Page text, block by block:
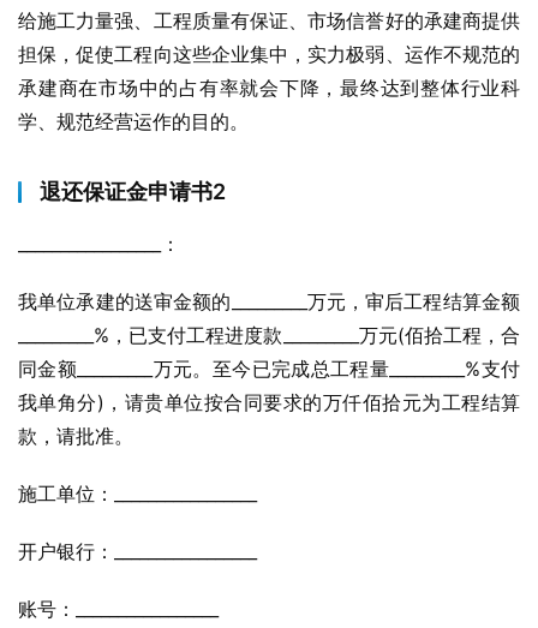
给施工力量强、工程质量有保证、市场信誉好的承建商提供
担保，促使工程向这些企业集中，实力极弱、运作不规范的
承建商在市场中的占有率就会下降，最终达到整体行业科
学、规范经营运作的目的。
退还保证金申请书2
_________________：
我单位承建的送审金额的_________万元，审后工程结算金额
_________%，已支付工程进度款_________万元(佰拾工程，合
同金额_________万元。至今已完成总工程量_________%支付
我单角分)，请贵单位按合同要求的万仟佰拾元为工程结算
款，请批准。
施工单位：_________________
开户银行：_________________
账号：_________________